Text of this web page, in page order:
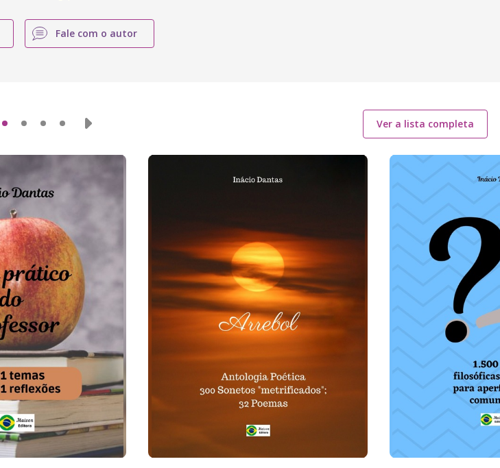
Fale com o autor
Ver a lista completa